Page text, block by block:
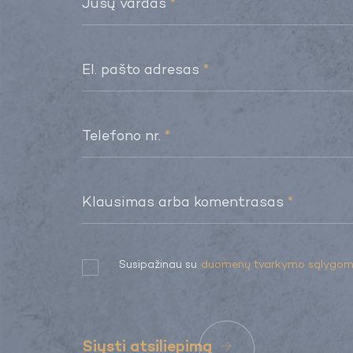
Jūsų vardas *
El. pašto adresas *
Telefono nr. *
Klausimas arba komentrasas *
Susipažinau su duomenų tvarkymo
Siųsti atsiliepimą